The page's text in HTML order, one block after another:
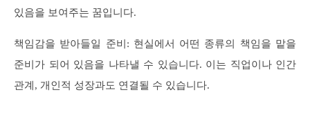
있음을 보여주는 꿈입니다.
책임감을 받아들일 준비: 현실에서 어떤 종류의 책임을 맡을
준비가 되어 있음을 나타낼 수 있습니다. 이는 직업이나 인간
관계, 개인적 성장과도 연결될 수 있습니다.